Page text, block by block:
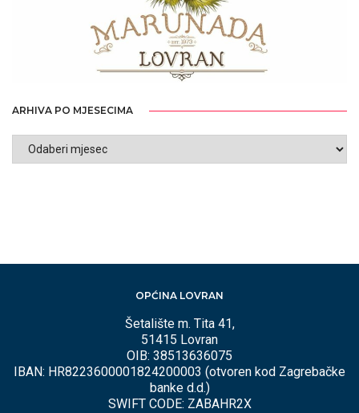
ARHIVA PO MJESECIMA
ARHIVA
OPĆINA LOVRAN
Šetalište m. Tita 41,
51415 Lovran
OIB: 38513636075
IBAN: HR8223600001824200003 (otvoren kod Zagrebačke
banke d.d.)
SWIFT CODE: ZABAHR2X